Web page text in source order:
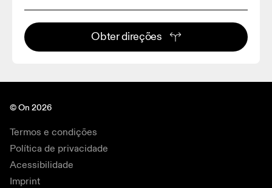
Obter direções
© On 2026
Termos e condições
Política de privacidade
Acessibilidade
Imprint